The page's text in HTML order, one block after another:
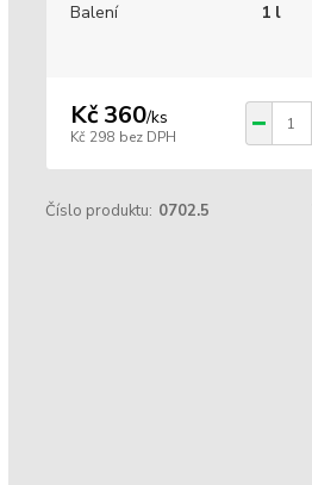
Balení 1 l
Kč 360/ks
Kč 298 bez DPH
Číslo produktu: 0702.5